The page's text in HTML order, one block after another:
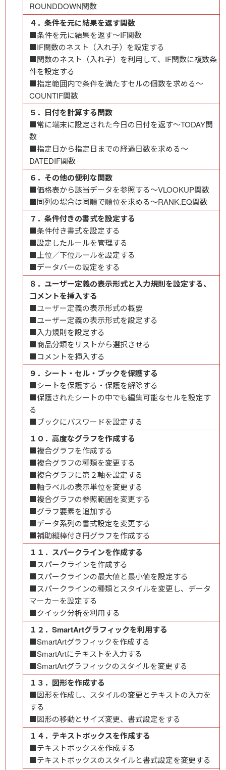
ROUNDDOWN関数
４．条件を元に結果を返す関数
■条件を元に結果を返す～IF関数
■IF関数のネスト（入れ子）を設定する
■関数のネスト（入れ子）を利用して、IF関数に複数条
件を設定する
■指定範囲内で条件を満たすセルの個数を求める～
COUNTIF関数
５．日付を計算する関数
■常に端末に設定された今日の日付を返す～TODAY関
数
■指定日から指定日までの経過日数を求める～
DATEDIF関数
６．その他の便利な関数
■価格表から該当データを参照する～VLOOKUP関数
■同列の場合は同順で順位を求める～RANK.EQ関数
７．条件付きの書式を設定する
■条件付き書式を設定する
■設定したルールを管理する
■上位／下位ルールを設定する
■データバーの設定をする
８．ユーザー定義の表示形式と入力規則を設定する、
コメントを挿入する
■ユーザー定義の表示形式の概要
■ユーザー定義の表示形式を設定する
■入力規則を設定する
■商品分類をリストから選択させる
■コメントを挿入する
９．シート・セル・ブックを保護する
■シートを保護する・保護を解除する
■保護されたシートの中でも編集可能なセルを設定す
る
■ブックにパスワードを設定する
１０．高度なグラフを作成する
■複合グラフを作成する
■複合グラフの種類を変更する
■複合グラフに第２軸を設定する
■軸ラベルの表示単位を変更する
■複合グラフの参照範囲を変更する
■グラフ要素を追加する
■データ系列の書式設定を変更する
■補助縦棒付き円グラフを作成する
１１．スパークラインを作成する
■スパークラインを作成する
■スパークラインの最大値と最小値を設定する
■スパークラインの種類とスタイルを変更し、データ
マーカーを設定する
■クイック分析を利用する
１２．SmartArtグラフィックを利用する
■SmartArtグラフィックを作成する
■SmartArtにテキストを入力する
■SmartArtグラフィックのスタイルを変更する
１３．図形を作成する
■図形を作成し、スタイルの変更とテキストの入力を
する
■図形の移動とサイズ変更、書式設定をする
１４．テキストボックスを作成する
■テキストボックスを作成する
■テキストボックスのスタイルと書式設定を変更する